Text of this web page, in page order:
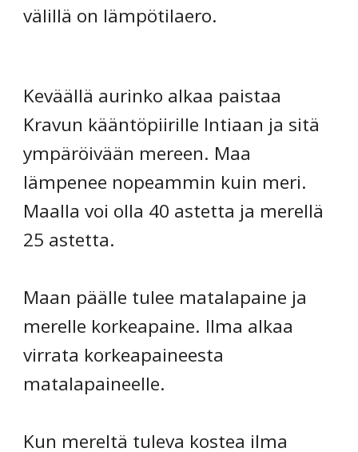
välillä on lämpötilaero.
Keväällä aurinko alkaa paistaa
Kravun kääntöpiirille Intiaan ja sitä
ympäröivään mereen. Maa
lämpenee nopeammin kuin meri.
Maalla voi olla 40 astetta ja merellä
25 astetta.
Maan päälle tulee matalapaine ja
merelle korkeapaine. Ilma alkaa
virrata korkeapaineesta
matalapaineelle.
Kun mereltä tuleva kostea ilma